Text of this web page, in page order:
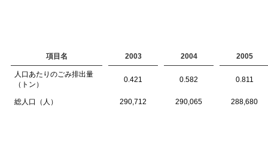
項目名 2003 2004 2005
人口あたりのごみ排出量
（トン）
0.421 0.582 0.811
総人口（人） 290,712 290,065 288,680